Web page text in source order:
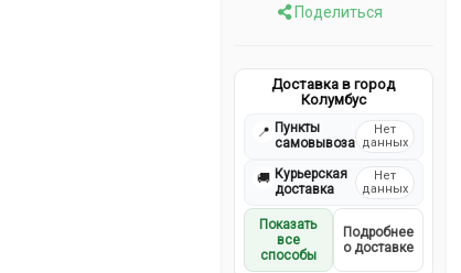
Поделиться
Доставка в город
Колумбус
📍 Пункты
самовывоза
Нет
данных
🚚 Курьерская
доставка
Нет
данных
Показать
все
способы
Подробнее
о доставке